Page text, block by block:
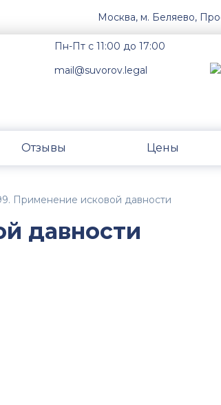
Москва, м. Беляево,
Пн-Пт с 11:00 до 17:00
mail@suvorov.legal
Отзывы Цены
Применение исковой давности
давности